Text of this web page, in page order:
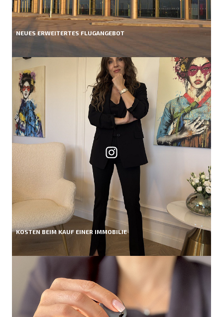
NEUES ERWEITERTES FLUGANGEBOT
KOSTEN BEIM KAUF EINER IMMOBILIE